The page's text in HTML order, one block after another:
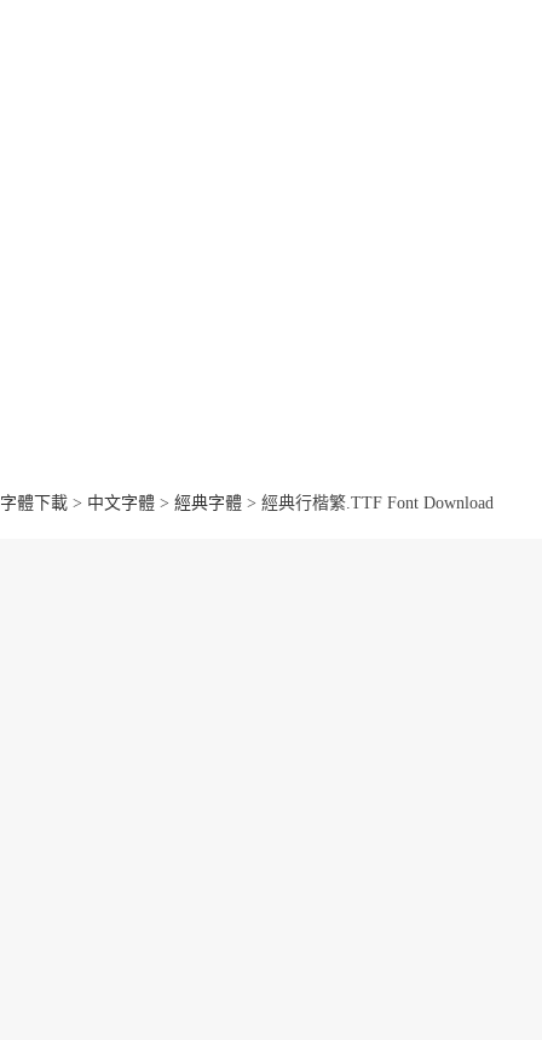
字體下載 > 中文字體 > 經典字體 > 經典行楷繁.TTF Font Download